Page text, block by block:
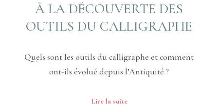
À LA DÉCOUVERTE DES
OUTILS DU CALLIGRAPHE
Quels sont les outils du calligraphe et comment
ont-ils évolué depuis l’Antiquité ?
Lire la suite